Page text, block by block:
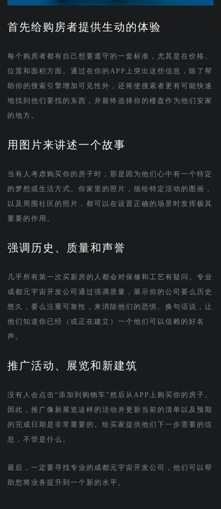
首先给购房者提供生动的体验
每个购房者都有自己想要遵守的一套标准，尤其是在价格、
位置和面积方面。通过在你的APP上突出这些信息，除了帮
助你的搜索引擎增加可见性外，还将使搜索者更有可能快速
地找到他们要找的东西，并最终选择你的楼盘作为他们安家
的地方。
用图片来讲述一个故事
当有人考虑购买你的房子时，那是因为他们心中有一个特定
的梦想或生活方式。你家里的照片，描绘特定活动的图画，
以及周围社区的照片，都可以在设置正确的场景时发挥极其
重要的作用。
强调历史、质量和声誉
几乎所有第一次买新房的人都会对保修和工艺有疑问。专业
成都元宇宙开发公司通过强调质量，展示你的公司要么历史
悠久，要么注重可靠性，来消除他们的恐惧。换句话说，让
他们知道你已经（或正在建立）一个他们可以信赖的好名
声。
推广活动、展览和新建筑
没有人会点击“添加到购物车”然后从APP上购买你的房子。
因此，推广像新展览这样的活动并更新当前的清单以及预期
的完成日期是非常重要的。给买家提供他们下一步需要的信
息，不管是什么。
最后，一定要寻找专业的成都元宇宙开发公司，他们可以帮
助您将业务提升到一个新的水平。